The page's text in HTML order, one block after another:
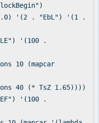
'(2 . "EbL") '(1 .
'(100 .
10 (mapcar
40 (* TsZ 1.65))))
'(100 .